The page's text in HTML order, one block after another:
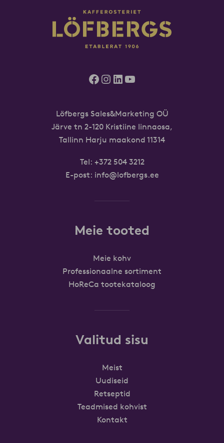
Facebook
Instagram
LinkedIn
YouTube
Löfbergs Sales&Marketing OÜ
Järve tn 2-120 Kristiine linnaosa,
Tallinn Harju maakond 11314
Tel: +372 504 3212
E-post: info@lofbergs.ee
Meie tooted
Meie kohv
Professionaalne sortiment
HoReCa tootekataloog
Valitud sisu
Meist
Uudiseid
Retseptid
Teadmised kohvist
Kontakt